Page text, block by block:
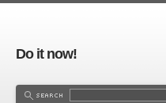
Do it now!